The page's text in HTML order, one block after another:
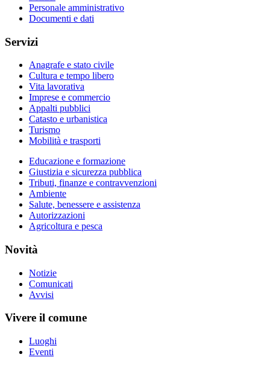
Personale amministrativo
Documenti e dati
Servizi
Anagrafe e stato civile
Cultura e tempo libero
Vita lavorativa
Imprese e commercio
Appalti pubblici
Catasto e urbanistica
Turismo
Mobilità e trasporti
Educazione e formazione
Giustizia e sicurezza pubblica
Tributi, finanze e contravvenzioni
Ambiente
Salute, benessere e assistenza
Autorizzazioni
Agricoltura e pesca
Novità
Notizie
Comunicati
Avvisi
Vivere il comune
Luoghi
Eventi